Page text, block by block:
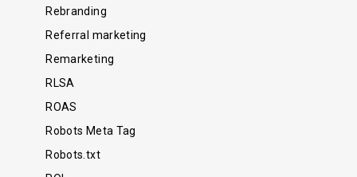
Rebranding
Referral marketing
Remarketing
RLSA
ROAS
Robots Meta Tag
Robots.txt